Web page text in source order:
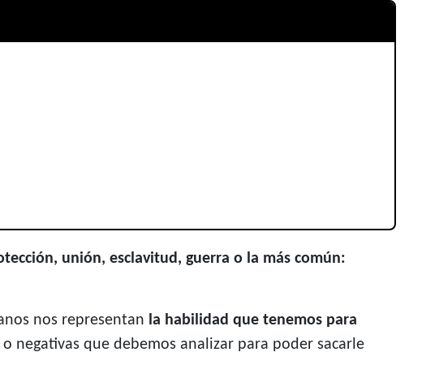
unión, esclavitud, guerra o la más común:
nos representan la habilidad que tenemos para
negativas que debemos analizar para poder sacarle